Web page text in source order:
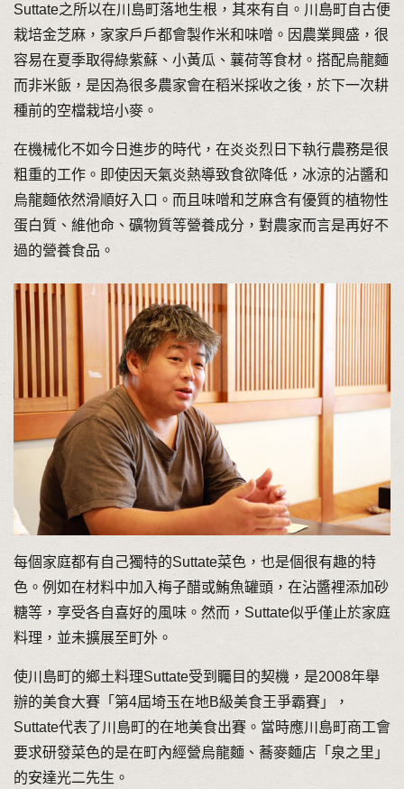
Suttate之所以在川島町落地生根，其來有自。川島町自古便
栽培金芝麻，家家戶戶都會製作米和味噌。因農業興盛，很
容易在夏季取得綠紫蘇、小黃瓜、蘘荷等食材。搭配烏龍麵
而非米飯，是因為很多農家會在稻米採收之後，於下一次耕
種前的空檔栽培小麥。
在機械化不如今日進步的時代，在炎炎烈日下執行農務是很
粗重的工作。即使因天氣炎熱導致食欲降低，冰涼的沾醬和
烏龍麵依然滑順好入口。而且味噌和芝麻含有優質的植物性
蛋白質、維他命、礦物質等營養成分，對農家而言是再好不
過的營養食品。
每個家庭都有自己獨特的Suttate菜色，也是個很有趣的特
色。例如在材料中加入梅子醋或鮪魚罐頭，在沾醬裡添加砂
糖等，享受各自喜好的風味。然而，Suttate似乎僅止於家庭
料理，並未擴展至町外。
使川島町的鄉土料理Suttate受到矚目的契機，是2008年舉
辦的美食大賽「第4屆埼玉在地B級美食王爭霸賽」，
Suttate代表了川島町的在地美食出賽。當時應川島町商工會
要求研發菜色的是在町內經營烏龍麵、蕎麥麵店「泉之里」
的安達光二先生。